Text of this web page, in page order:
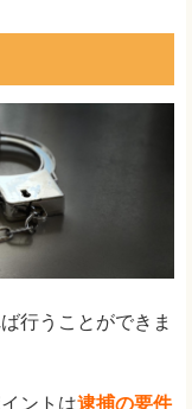
行うことができま
ントは逮捕の要件